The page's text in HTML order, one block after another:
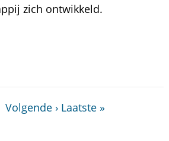
zich ontwikkeld.
Volgende › Laatste »